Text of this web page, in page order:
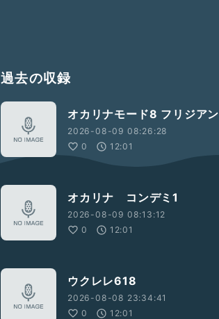
過去の収録
オカリナモード8 フリジアン
2026-08-09 08:26:28
0
12:01
オカリナ コンデミ1
2026-08-09 08:13:12
0
12:01
ウクレレ618
2026-08-08 23:34:41
0
12:01